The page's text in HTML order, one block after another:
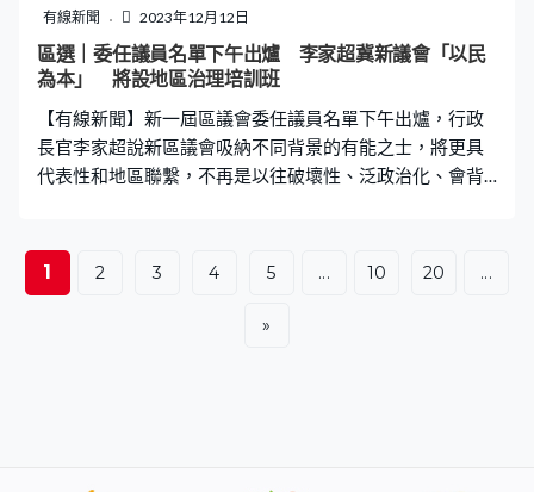
鄧雯蕙 魏仕成 觀塘區 ＊＊＊ 余邵倫 余敏 吳承華 呂東孩 林
瑋
有線新聞 2023年12月12日
區選｜委任議員名單下午出爐 李家超冀新議會「以民
為本」 將設地區治理培訓班
【有線新聞】新一屆區議會委任議員名單下午出爐，行政
長官李家超說新區議會吸納不同背景的有能之士，將更具
代表性和地區聯繫，不再是以往破壞性、泛政治化、會背
說27名鄉事委員會主席已獲確認登記為當然議員，並通過
資格審查。餘下179名委任議員涵蓋工商界、勞工、專業
和地區組織等，也包括少數族裔，以中青年為主，最年輕
1 2 3 4 5 ... 10 20 ...
»